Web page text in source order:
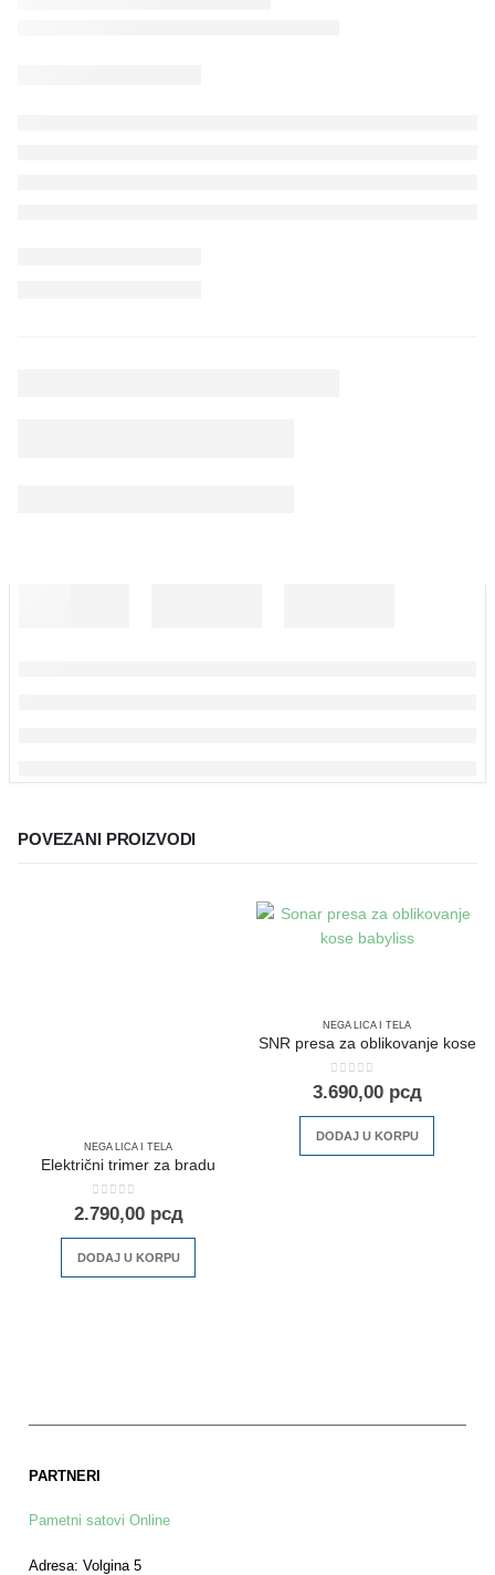
POVEZANI PROIZVODI
NEGA LICA I TELA
Električni trimer za bradu
0out of 5
2.790,00 рсд
DODAJ U KORPU
NEGA LICA I TELA
SNR presa za oblikovanje kose
0out of 5
3.690,00 рсд
DODAJ U KORPU
PARTNERI
Pametni satovi Online
Adresa: Volgina 5